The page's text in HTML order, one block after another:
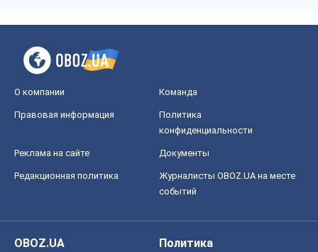
О компании Команда
Правовая информация
Политика
конфиденциальности
Реклама на сайте Документы
Редакционная политика
Журналисты OBOZ.UA на месте
событий
OBOZ.UA
Политика